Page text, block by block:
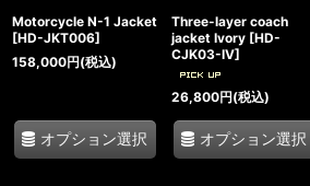
Motorcycle N-1 Jacket
[HD-JKT006]
158,000円(税込)
オプション選択
Three-layer coach
jacket Ivory [HD-
CJK03-IV]
26,800円(税込)
オプション選択